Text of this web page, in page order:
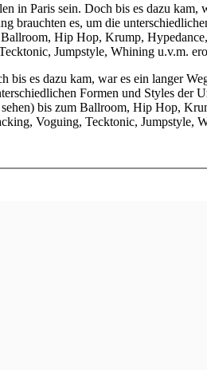
in Paris sein. Doch bis es dazu
brauchten es, um die
Ballroom, Hip Hop, Krump,
Jumpstyle, Whining u.v.m.
es dazu kam, war es ein langer
Formen und Styles der
bis zum Ballroom, Hip Hop,
Voguing, Tecktonic, Jumpstyle,